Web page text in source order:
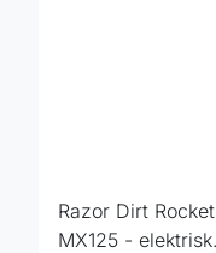
Razor Dirt Rocket
MX125 - elektrisk